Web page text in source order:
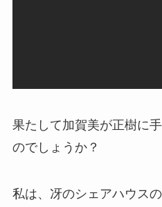
果たして加賀美が正樹に
のでしょうか？
私は、冴のシェアハウス